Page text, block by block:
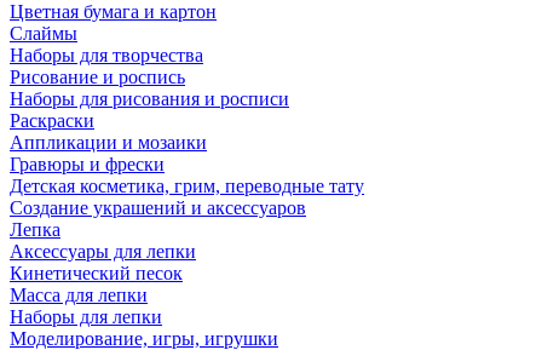
Цветная бумага и картон
Слаймы
Наборы для творчества
Рисование и роспись
Наборы для рисования и росписи
Раскраски
Аппликации и мозаики
Гравюры и фрески
Детская косметика, грим, переводные тату
Создание украшений и аксессуаров
Лепка
Аксессуары для лепки
Кинетический песок
Масса для лепки
Наборы для лепки
Моделирование, игры, игрушки